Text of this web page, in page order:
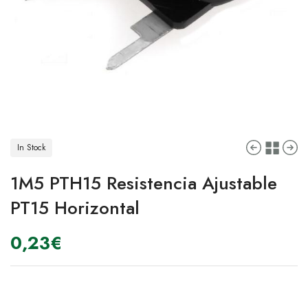
In Stock
1M5 PTH15 Resistencia Ajustable
PT15 Horizontal
0,23€